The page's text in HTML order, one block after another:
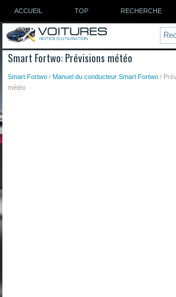
ACCUEIL TOP RECHERCHE
Smart Fortwo: Prévisions météo
Smart Fortwo /Manuel du conducteur Smart Fortwo /
météo